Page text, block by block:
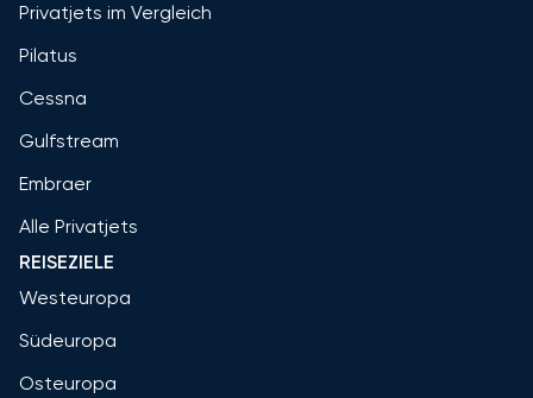
Privatjets im Vergleich
Pilatus
Cessna
Gulfstream
Embraer
Alle Privatjets
REISEZIELE
Westeuropa
Südeuropa
Osteuropa